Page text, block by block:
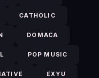
CATHOLIC
DOMACA
POP MUSIC
EXYU